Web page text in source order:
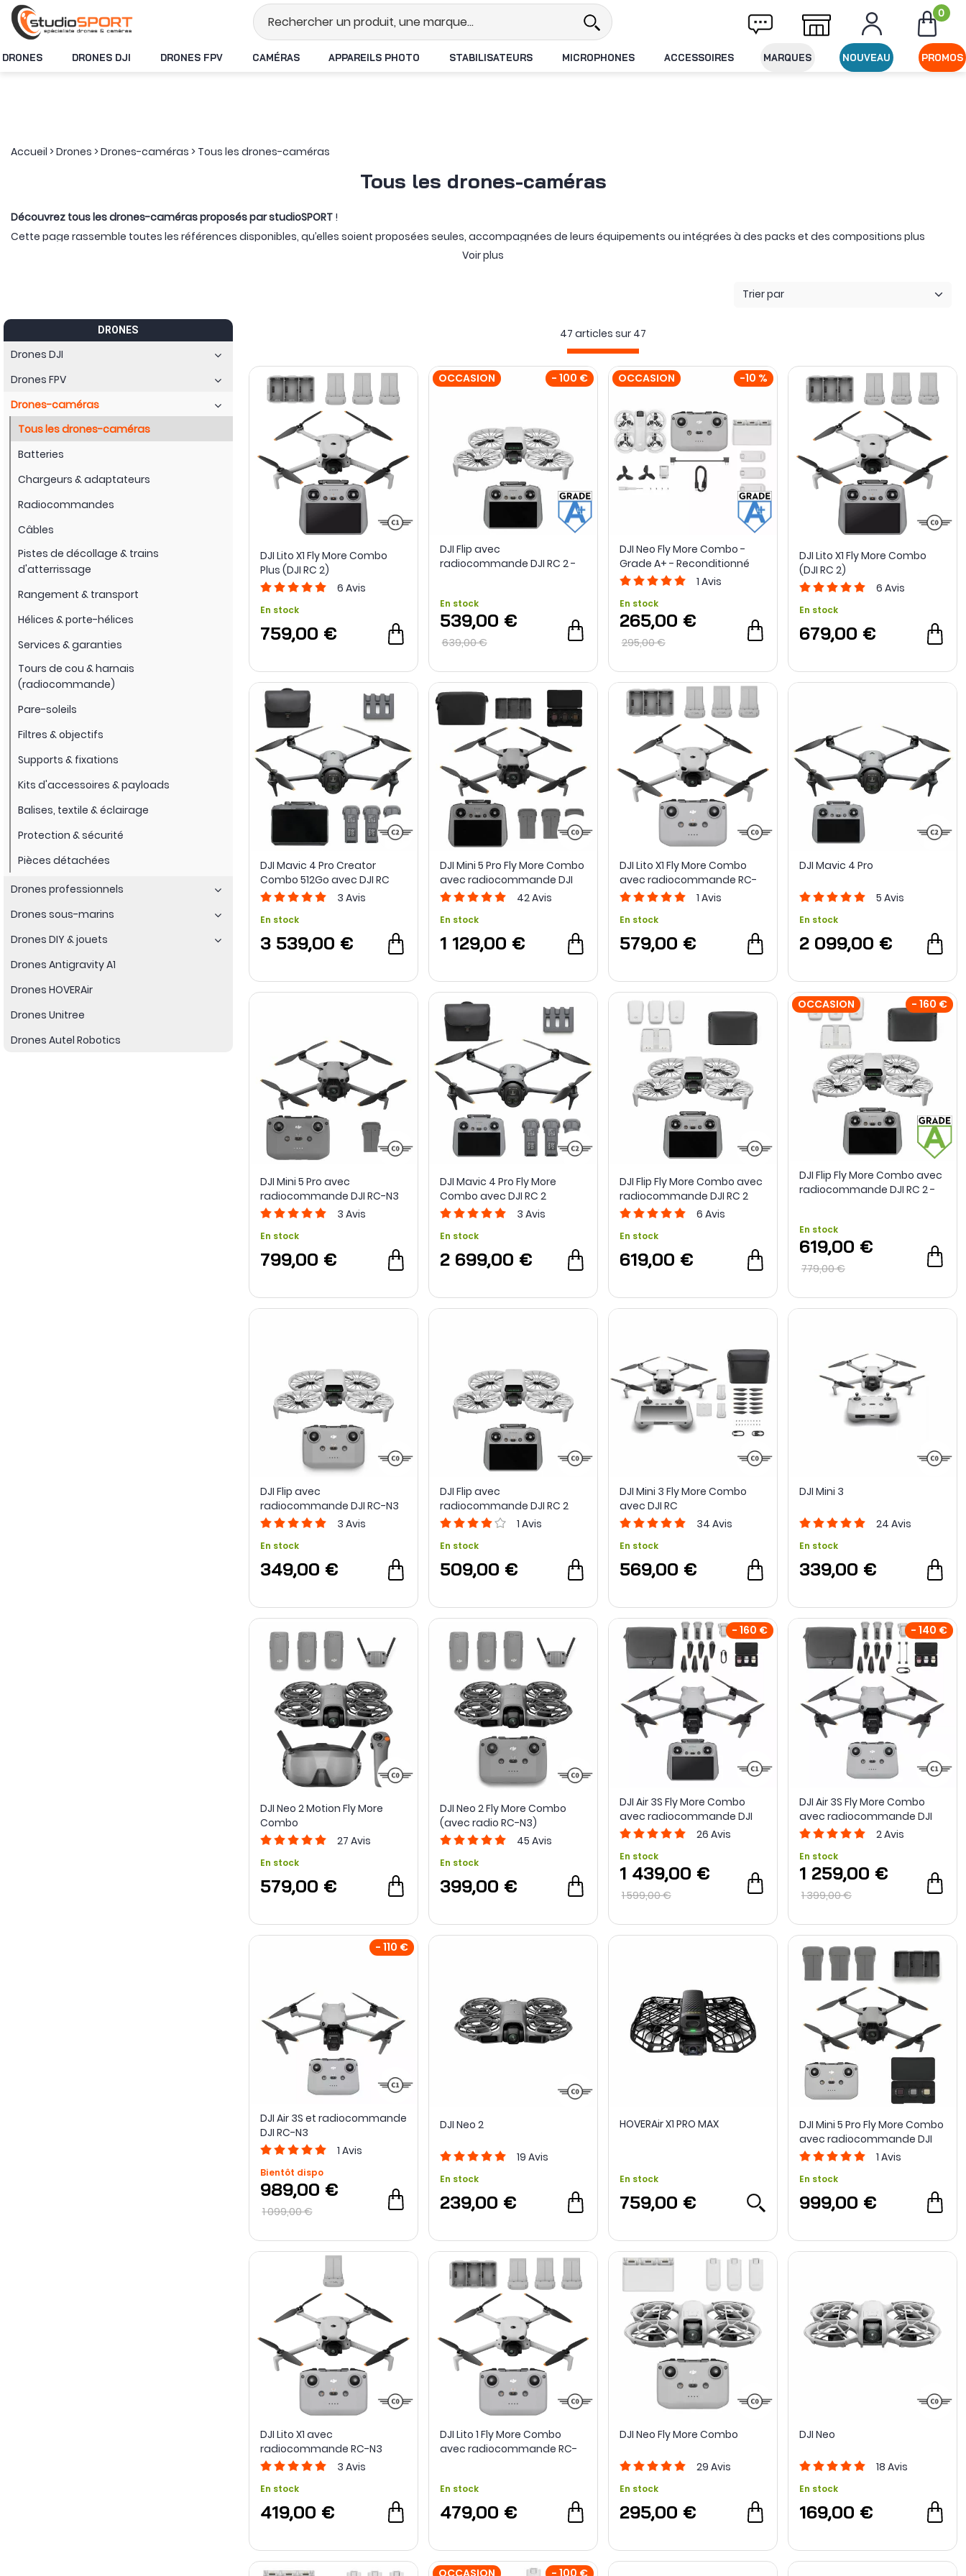
Stock en temps réel Livraison offerte dès 49€ d'achat 0
DRONES DRONES DJI DRONES FPV CAMÉRAS APPAREILS PHOTO STABILISATEURS MICROPHONES ACCESSOIRES MARQUES NOUVEAU PROMOS
Accueil >Drones >Drones-caméras > Tous les drones-caméras
Tous les drones-caméras
Découvrez tous les drones-caméras proposés par studioSPORT !
Cette page rassemble toutes les références disponibles, qu’elles soient proposées seules, accompagnées de leurs équipements ou intégrées à des packs et des compositions plus
étendues. La sélection peut ainsi présenter plusieurs déclinaisons d’un même appareil. Aux produits neufs peuvent s’ajouter, lorsqu’ils sont disponibles, des modèles d’occasion ou
Voir plus
Trier par
DRONES
Drones DJI
Drones FPV
Drones-caméras
Tous les drones-caméras
Batteries
Chargeurs & adaptateurs
Radiocommandes
Câbles
Pistes de décollage & trains
d'atterrissage
Rangement & transport
Hélices & porte-hélices
Services & garanties
Tours de cou & harnais
(radiocommande)
Pare-soleils
Filtres & objectifs
Supports & fixations
Kits d'accessoires & payloads
Balises, textile & éclairage
Protection & sécurité
Pièces détachées
Drones professionnels
Drones sous-marins
Drones DIY & jouets
Drones Antigravity A1
Drones HOVERAir
Drones Unitree
Drones Autel Robotics
47 articles sur 47
DJI Lito X1 Fly More Combo
Plus (DJI RC 2)
6 Avis
En stock
759,00 €
OCCASION - 100 €
DJI Flip avec
radiocommande DJI RC 2 -
En stock
539,00 €
639,00 €
OCCASION -10 %
DJI Neo Fly More Combo -
Grade A+ - Reconditionné
1 Avis
En stock
265,00 €
295,00 €
DJI Lito X1 Fly More Combo
(DJI RC 2)
6 Avis
En stock
679,00 €
DJI Mavic 4 Pro Creator
Combo 512Go avec DJI RC
Pro 2
3 Avis
En stock
3 539,00 €
DJI Mini 5 Pro Fly More Combo
avec radiocommande DJI
RC 2
42Avis
En stock
1 129,00 €
DJI Lito X1 Fly More Combo
avec radiocommande RC-
N3
1 Avis
En stock
579,00 €
DJI Mavic 4 Pro
5 Avis
En stock
2 099,00 €
DJI Mini 5 Pro avec
radiocommande DJI RC-N3
3 Avis
En stock
799,00 €
DJI Mavic 4 Pro Fly More
Combo avec DJI RC 2
3 Avis
En stock
2 699,00 €
DJI Flip Fly More Combo avec
radiocommande DJI RC 2
6 Avis
En stock
619,00 €
OCCASION - 160 €
DJI Flip Fly More Combo avec
radiocommande DJI RC 2 -
En stock
619,00 €
779,00 €
DJI Flip avec
radiocommande DJI RC-N3
3 Avis
En stock
349,00 €
DJI Flip avec
radiocommande DJI RC 2
1 Avis
En stock
509,00 €
DJI Mini 3 Fly More Combo
avec DJI RC
34 Avis
En stock
569,00 €
DJI Mini 3
24 Avis
En stock
339,00 €
DJI Neo 2 Motion Fly More
Combo
27 Avis
En stock
579,00 €
DJI Neo 2 Fly More Combo
(avec radio RC-N3)
45 Avis
En stock
399,00 €
- 160 €
DJI Air 3S Fly More Combo
avec radiocommande DJI
RC 2
26 Avis
En stock
1 439,00 €
1 599,00 €
- 140 €
DJI Air 3S Fly More Combo
avec radiocommande DJI
RC-N3
2Avis
En stock
1 259,00 €
1 399,00 €
- 110 €
DJI Air 3S et radiocommande
DJI RC-N3
1 Avis
Bientôt dispo
989,00 €
1 099,00 €
DJI Neo 2
19 Avis
En stock
239,00 €
HOVERAir X1 PRO MAX
En stock
759,00 €
DJI Mini 5 Pro Fly More Combo
avec radiocommande DJI
RC-N3
1 Avis
En stock
999,00 €
DJI Lito X1 avec
radiocommande RC-N3
3 Avis
En stock
419,00 €
DJI Lito 1 Fly More Combo
avec radiocommande RC-
En stock
479,00 €
DJI Neo Fly More Combo
29 Avis
En stock
295,00 €
DJI Neo
18 Avis
En stock
169,00 €
OCCASION - 100 €